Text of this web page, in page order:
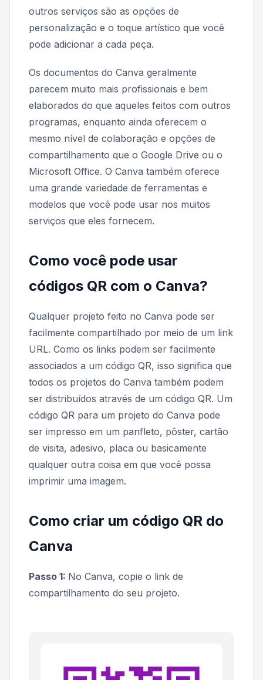
outros serviços são as opções de
personalização e o toque artístico que você
pode adicionar a cada peça.
Os documentos do Canva geralmente
parecem muito mais profissionais e bem
elaborados do que aqueles feitos com outros
programas, enquanto ainda oferecem o
mesmo nível de colaboração e opções de
compartilhamento que o Google Drive ou o
Microsoft Office. O Canva também oferece
uma grande variedade de ferramentas e
modelos que você pode usar nos muitos
serviços que eles fornecem.
Como você pode usar
códigos QR com o Canva?
Qualquer projeto feito no Canva pode ser
facilmente compartilhado por meio de um link
URL. Como os links podem ser facilmente
associados a um código QR, isso significa que
todos os projetos do Canva também podem
ser distribuídos através de um código QR. Um
código QR para um projeto do Canva pode
ser impresso em um panfleto, pôster, cartão
de visita, adesivo, placa ou basicamente
qualquer outra coisa em que você possa
imprimir uma imagem.
Como criar um código QR do
Canva
Passo 1: No Canva, copie o link de
compartilhamento do seu projeto.